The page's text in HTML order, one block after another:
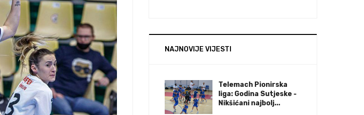
NAJNOVIJE VIJESTI
Telemach Pionirska
liga: Godina Sutjeske -
Nikšićani najbolj...